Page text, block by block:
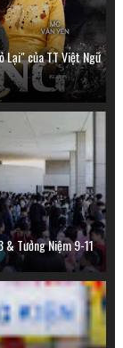
Lại" của TT Việt Ngữ
& Tưởng Niệm 9-11